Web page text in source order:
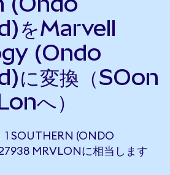
をMarvell
(Ondo
に変換（SOon
へ）
SOUTHERN (ONDO
MRVLONに相当します